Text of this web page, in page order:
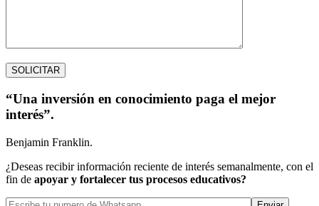
“Una inversión en conocimiento paga el mejor
interés”.
Benjamin Franklin.
¿Deseas recibir información reciente de interés semanalmente, con el
fin de apoyar y fortalecer tus procesos educativos?